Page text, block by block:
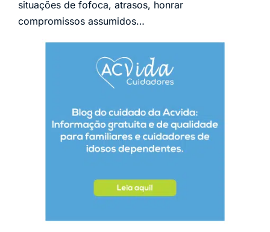
situações de fofoca, atrasos, honrar
compromissos assumidos…